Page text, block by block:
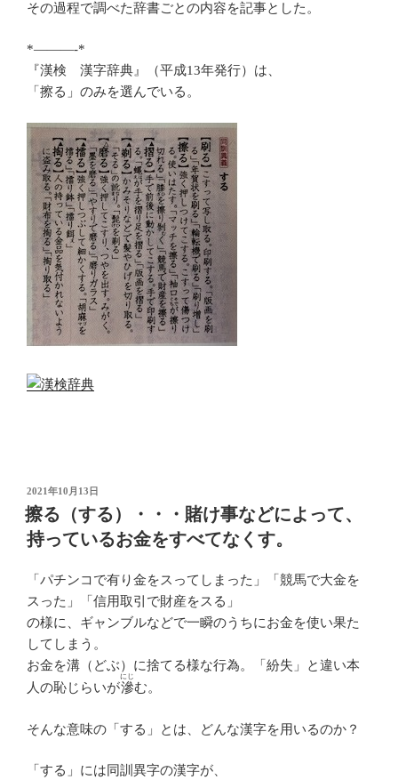
その過程で調べた辞書ごとの内容を記事とした。
*———-*
『漢検 漢字辞典』（平成13年発行）は、
「擦る」のみを選んでいる。
投
稿
日:
2021年10月13日
擦る（する）・・・賭け事などによって、
持っているお金をすべてなくす。
「パチンコで有り金をスってしまった」「競馬で大金を
スった」「信用取引で財産をスる」
の様に、ギャンブルなどで一瞬のうちにお金を使い果た
してしまう。
お金を溝（どぶ）に捨てる様な行為。「紛失」と違い本
人の恥じらいが滲
にじ
む。
そんな意味の「する」とは、どんな漢字を用いるのか？
「する」には同訓異字の漢字が、